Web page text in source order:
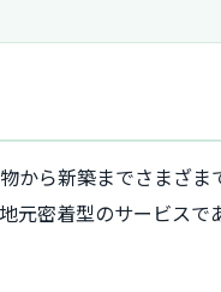
から新築までさまざ
密着型のサービス